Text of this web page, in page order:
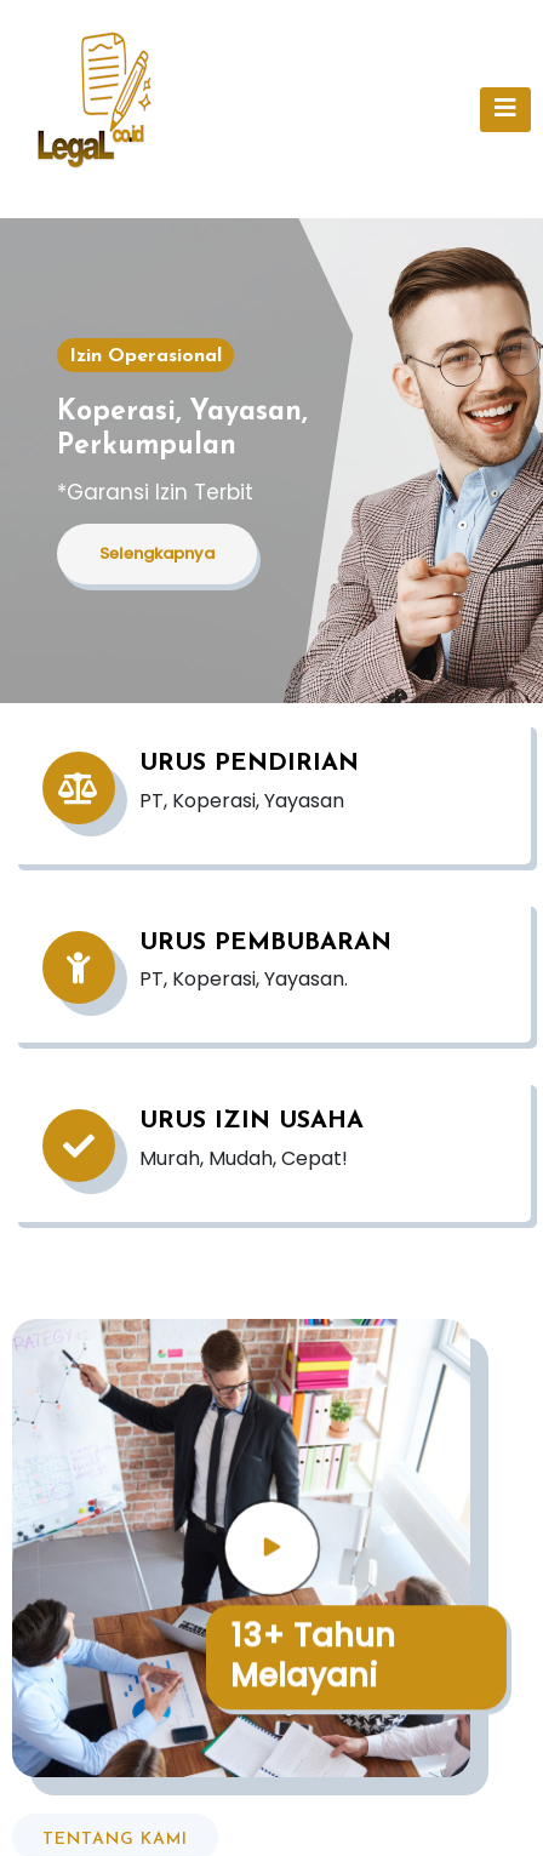
Izin Operasional
Koperasi, Yayasan,
Perkumpulan
*Garansi Izin Terbit
Selengkapnya
URUS PENDIRIAN
PT, Koperasi, Yayasan
URUS PEMBUBARAN
PT, Koperasi, Yayasan.
URUS IZIN USAHA
Murah, Mudah, Cepat!
13+ Tahun
Melayani
TENTANG KAMI